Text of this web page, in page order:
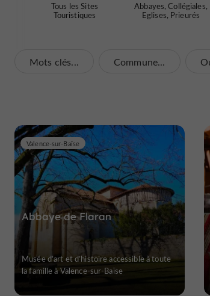
Tous les Sites
Touristiques
Abbayes, Collégiales,
Eglises, Prieurés
Mots clés... Commune...
Abbaye de Flaran
Valence-sur-Baïse
Musée d’art et d’histoire accessible à toute
la famille à Valence-sur-Baïse